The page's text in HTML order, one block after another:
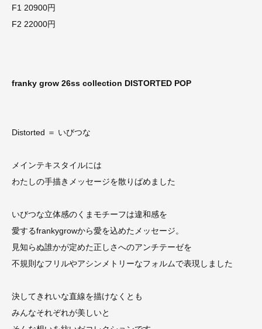
F1 20900円
F2 22000円
franky grow 26ss collection DISTORTED POP
Distorted ＝ いびつな
メインテキスタイルには
わたしの手描きメッセージを散りばめました
いびつな立体感のくまモチーフは違和感を
愛するfrankygrowから愛を込めたメッセージ。
見知らぬ誰かが定めた正しさへのアンチテーゼを
不規則なフリルやアシンメトリーなフォルムで表現しました
決してきれいな直線を描けなくとも
みんなそれぞれが美しいと